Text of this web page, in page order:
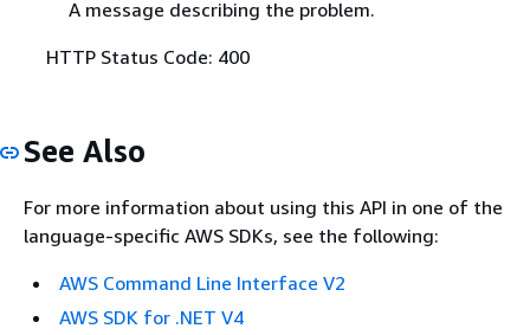
A message describing the problem.
HTTP Status Code: 400
See Also
For more information about using this API in one of the
language-specific AWS SDKs, see the following:
AWS Command Line Interface V2
AWS SDK for .NET V4